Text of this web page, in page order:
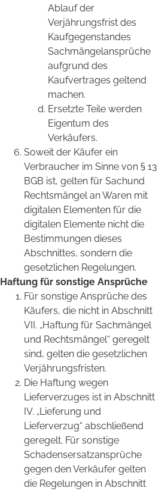
Ablauf der
Verjährungsfrist des
Kaufgegenstandes
Sachmängelansprüche
aufgrund des
Kaufvertrages geltend
machen.
Ersetzte Teile werden
Eigentum des
Verkäufers.
Soweit der Käufer ein
Verbraucher im Sinne von § 13
BGB ist, gelten für Sachund
Rechtsmängel an Waren mit
digitalen Elementen für die
digitalen Elemente nicht die
Bestimmungen dieses
Abschnittes, sondern die
gesetzlichen Regelungen.
Haftung für sonstige Ansprüche
Für sonstige Ansprüche des
Käufers, die nicht in Abschnitt
VII. „Haftung für Sachmängel
und Rechtsmängel“ geregelt
sind, gelten die gesetzlichen
Verjährungsfristen.
Die Haftung wegen
Lieferverzuges ist in Abschnitt
IV. „Lieferung und
Lieferverzug“ abschließend
geregelt. Für sonstige
Schadensersatzansprüche
gegen den Verkäufer gelten
die Regelungen in Abschnitt